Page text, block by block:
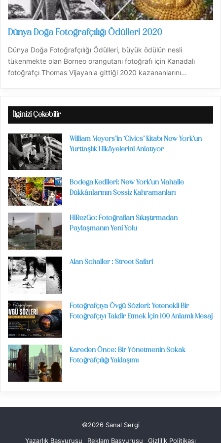
Dünya Doğa Fotoğrafçılığı Ödülleri 2020
Dünya Doğa Fotoğrafçılığı Ödülleri, büyük ödülün nesli
tükenmekte olan Borneo orangutanı fotoğrafı için Kanadalı
fotoğrafçı Thomas Vijayan'a gittiği 2020 kazananlarını…
İlginizi Çekebilir
William Meyers’in ‘Civics’ Kitabı New York’un
Yurttaşlık Hikâyelerini Anlatıyor
Bodega Kedileri: New York’un Mahalle
Dükkânlarının Sessiz Kahramanları
HiRezGo: Fotoğrafları Sıkıştırmadan
Paylaşmanın Yeni Yolu
Alan Schaller : Street Safari
Fotoğrafçıya Övgü Sözleri: Yetenekli Bir
Fotoğrafçıyı Takdir Etmek İçin 100 Anlamlı Mesaj
Kareden Önce: Bir Yönetmenin Sokak
Fotoğrafçılığı Yaklaşımı
©2026 Sanal Sergi
Yazarlık Başvurusu
Reklam Başvurusu Gizlilik Politikası